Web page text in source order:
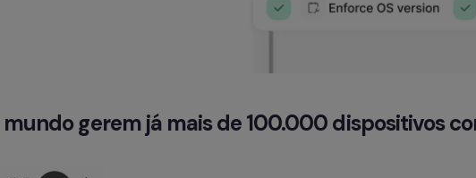
gerem já mais de 100.000 dispositivos